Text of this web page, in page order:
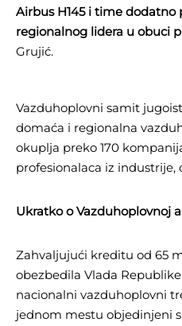
Airbus H145 i time
regionalnog lidera u obuci
Grujić.
Vazduhoplovni samit
domaća i regionalna
okuplja preko 170
profesionalaca iz industrije,
Ukratko o Vazduhoplovnoj
Zahvaljujući kreditu od 65
obezbedila Vlada
nacionalni vazduhoplovni
jednom mestu objedinjeni